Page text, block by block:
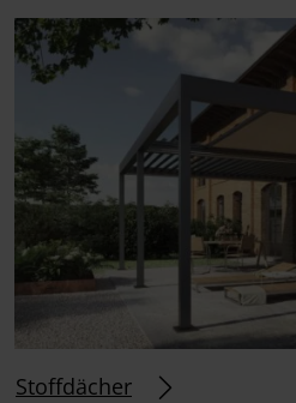
Stoffdächer